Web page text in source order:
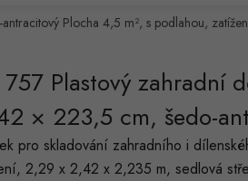
Plocha 4,5 m², s podlahou,
Plastový zahradní
× 223,5 cm, šedo-
pro skladování zahradního i
2,29 x 2,42 x 2,235 m, sedlová